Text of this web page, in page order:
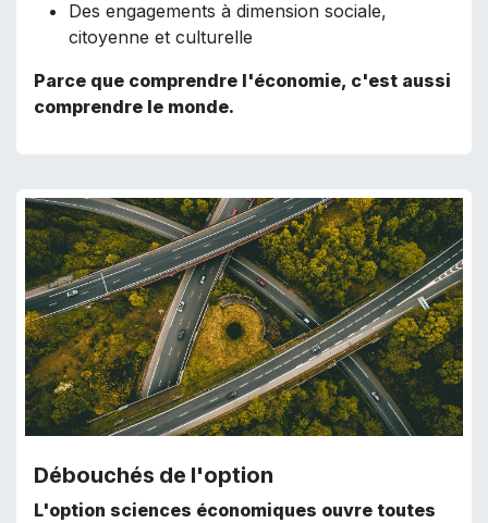
Des engagements à dimension sociale,
citoyenne et culturelle
Parce que comprendre l'économie, c'est aussi
comprendre le monde.
Débouchés de l'option
L'option sciences économiques ouvre toutes